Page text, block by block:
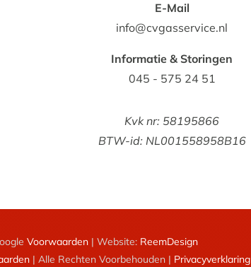
E-Mail
info@cvgasservice.nl
Informatie & Storingen
045 - 575 24 51
Kvk nr: 58195866
BTW-id: NL001558958B16
Voorwaarden | Website: ReemDesign
| Alle Rechten Voorbehouden | Privacyverklaring